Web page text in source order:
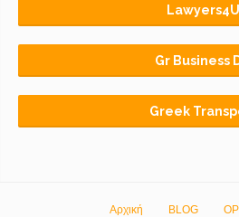
Lawyers4U
Gr Business
Greek
Αρχική BLOG